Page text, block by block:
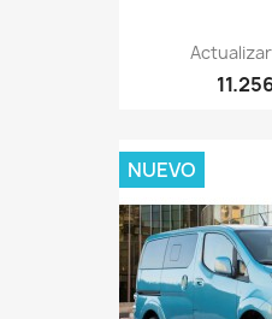
NUEVO